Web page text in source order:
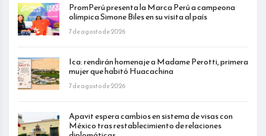
PromPerú presenta la Marca Perú a campeona
olímpica Simone Biles en su visita al país
7 de agosto de 2026
Ica: rendirán homenaje a Madame Perotti, primera
mujer que habitó Huacachina
7 de agosto de 2026
Apavit espera cambios en sistema de visas con
México tras restablecimiento de relaciones